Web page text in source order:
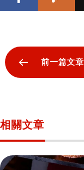
前一篇文章
相關文章